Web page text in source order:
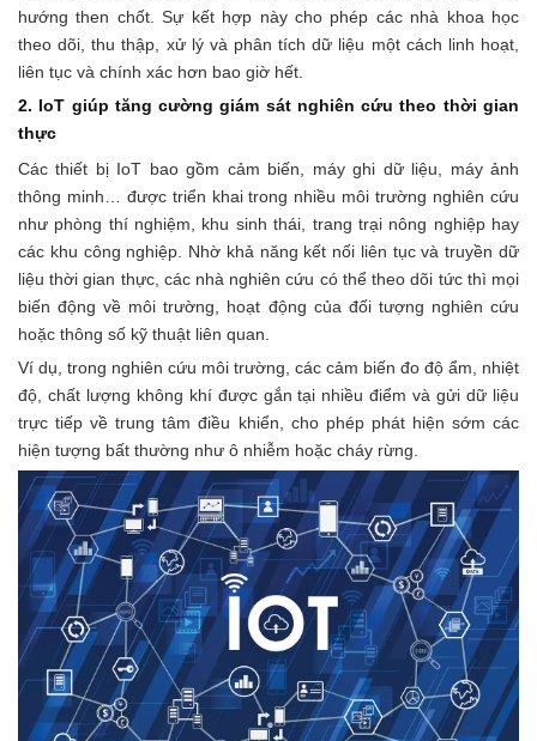
hướng then chốt. Sự kết hợp này cho phép các nhà khoa học
theo dõi, thu thập, xử lý và phân tích dữ liệu một cách linh hoạt,
liên tục và chính xác hơn bao giờ hết.
2. IoT giúp tăng cường giám sát nghiên cứu theo thời gian
thực
Các thiết bị IoT bao gồm cảm biến, máy ghi dữ liệu, máy ảnh
thông minh… được triển khai trong nhiều môi trường nghiên cứu
như phòng thí nghiệm, khu sinh thái, trang trại nông nghiệp hay
các khu công nghiệp. Nhờ khả năng kết nối liên tục và truyền dữ
liệu thời gian thực, các nhà nghiên cứu có thể theo dõi tức thì mọi
biến động về môi trường, hoạt động của đối tượng nghiên cứu
hoặc thông số kỹ thuật liên quan.
Ví dụ, trong nghiên cứu môi trường, các cảm biến đo độ ẩm, nhiệt
độ, chất lượng không khí được gắn tại nhiều điểm và gửi dữ liệu
trực tiếp về trung tâm điều khiển, cho phép phát hiện sớm các
hiện tượng bất thường như ô nhiễm hoặc cháy rừng.